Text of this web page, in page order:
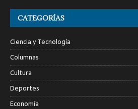
CATEGORÍAS
Ciencia y Tecnología
Columnas
Cultura
Deportes
Economía